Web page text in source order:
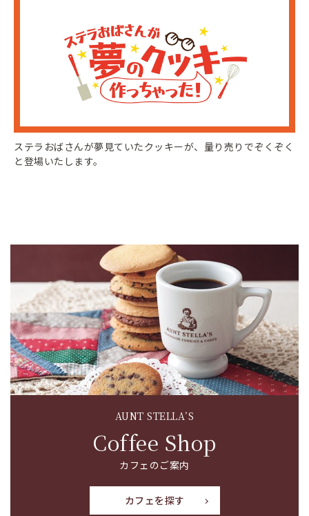
ステラおばさんが夢見ていたクッキーが、量り売りでぞくぞく
と登場いたします。
AUNT STELLA’S
Coffee Shop
カフェのご案内
カフェを探す